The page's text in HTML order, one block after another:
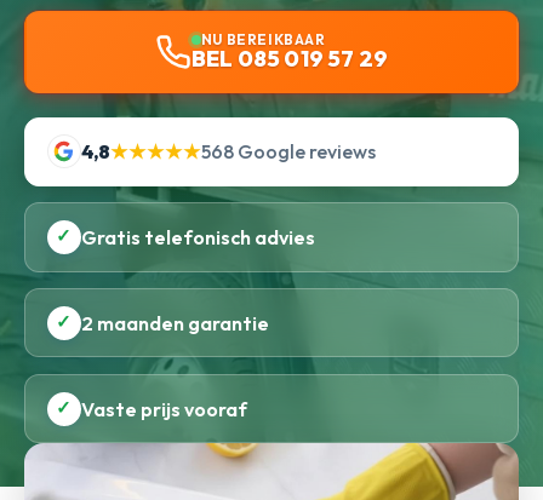
NU BEREIKBAAR
BEL 085 019 57 29
4,8★★★★★568 Google reviews
✓ Gratis telefonisch advies
✓ 2 maanden garantie
✓ Vaste prijs vooraf